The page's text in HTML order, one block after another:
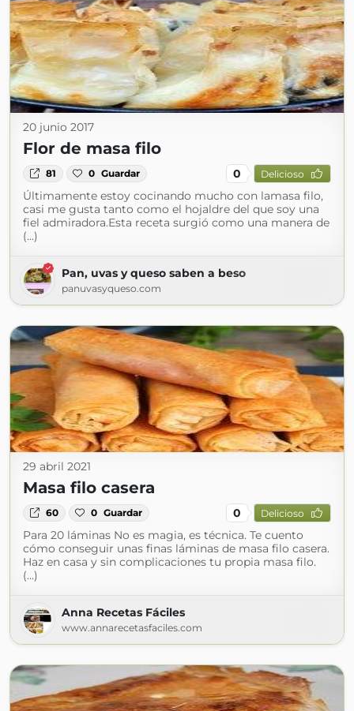
20 junio 2017
Flor de masa filo
81 0 Guardar 0 Delicioso
Últimamente estoy cocinando mucho con lamasa filo,
casi me gusta tanto como el hojaldre del que soy una
fiel admiradora.Esta receta surgió como una manera de
(...)
Pan, uvas y queso saben a beso
panuvasyqueso.com
29 abril 2021
Masa filo casera
60 0 Guardar 0 Delicioso
Para 20 láminas No es magia, es técnica. Te cuento
cómo conseguir unas finas láminas de masa filo casera.
Haz en casa y sin complicaciones tu propia masa filo.
(...)
Anna Recetas Fáciles
www.annarecetasfaciles.com